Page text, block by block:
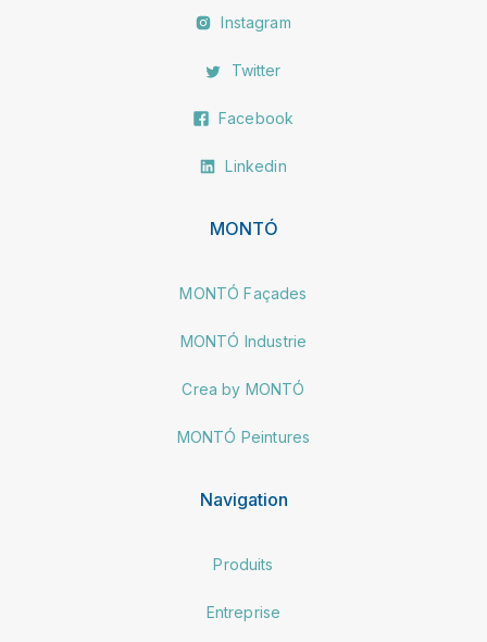
Instagram
Twitter
Facebook
Linkedin
MONTÓ
MONTÓ Façades
MONTÓ Industrie
Crea by MONTÓ
MONTÓ Peintures
Navigation
Produits
Entreprise